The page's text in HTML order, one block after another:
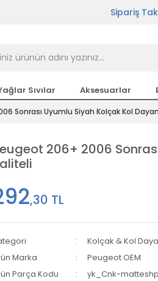
Sipariş
Sıvılar Aksesuarlar
Sonrası Uyumlu Siyah Kolçak Kol
206+ 2006
,30 TL
Kolçak & Kol
Marka
Peugeot OEM
Parça Kodu
yk_Cnk-